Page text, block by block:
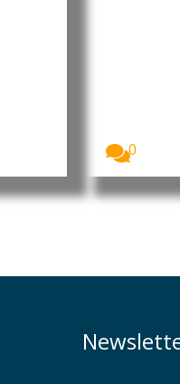
0